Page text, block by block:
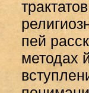
пей
методах